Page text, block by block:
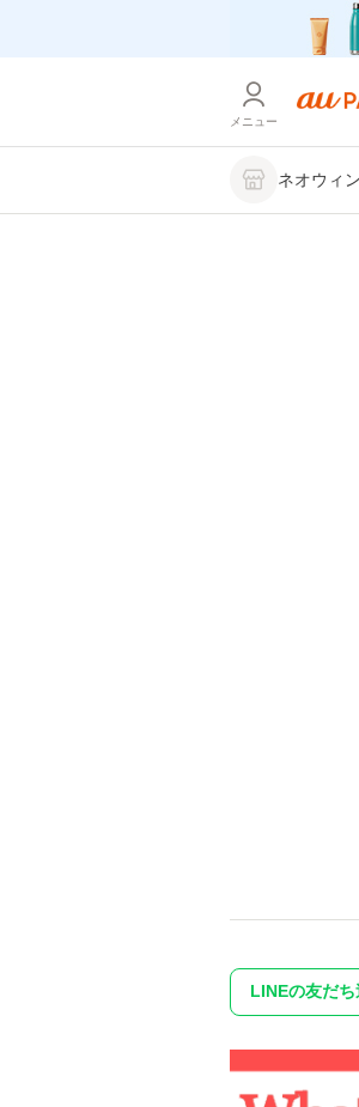
メニュー
ネオウィ
LINEの友だ